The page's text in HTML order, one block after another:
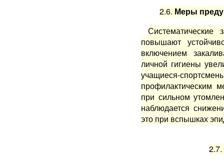
2.6. Меры
Систематические
повы­шают
включением
личной гигиены
учащиеся-
профилактическим
при сильном
наблюдается
это при вспышках
2.7.